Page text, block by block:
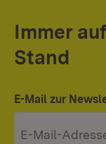
Immer
Stand
E-Mail zur